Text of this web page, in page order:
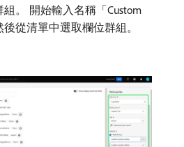
。 開始輸入名稱「Custom
後從清單中選取欄位群組。